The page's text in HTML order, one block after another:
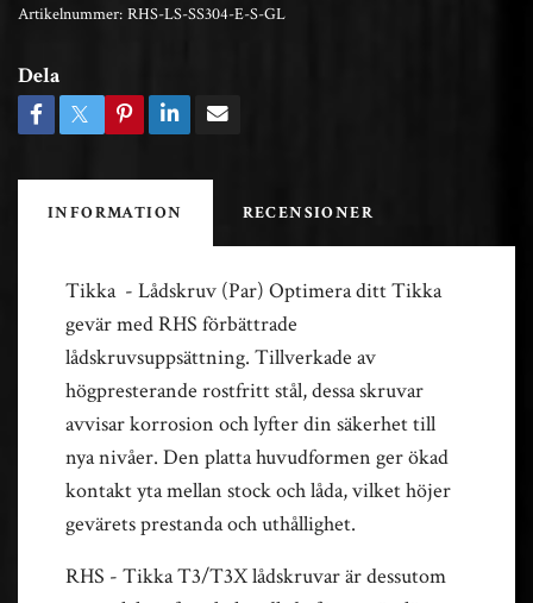
Artikelnummer: RHS-LS-SS304-E-S-GL
Dela
INFORMATION RECENSIONER
Tikka - Lådskruv (Par) Optimera ditt Tikka
gevär med RHS förbättrade
lådskruvsuppsättning. Tillverkade av
högpresterande rostfritt stål, dessa skruvar
avvisar korrosion och lyfter din säkerhet till
nya nivåer. Den platta huvudformen ger ökad
kontakt yta mellan stock och låda, vilket höjer
gevärets prestanda och uthållighet.
RHS - Tikka T3/T3X lådskruvar är dessutom